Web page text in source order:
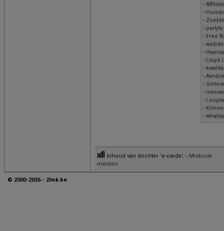
-
-
-
-
- Free
-
-
- Lloyd
-
-
-
-
-
-
-
Inhoud van dochter 'e-cards': - Misbruik
melden
© 2000-2026 - 2link.be